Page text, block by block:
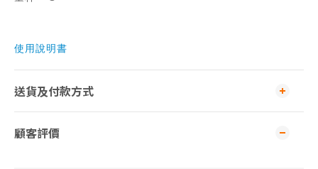
使用說明書
送貨及付款方式
顧客評價